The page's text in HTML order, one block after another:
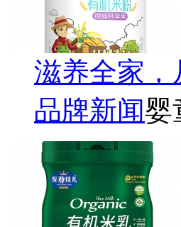
滋养全家
品牌新闻婴